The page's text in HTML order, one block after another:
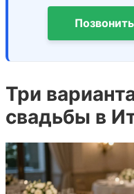
Три
свадьбы в